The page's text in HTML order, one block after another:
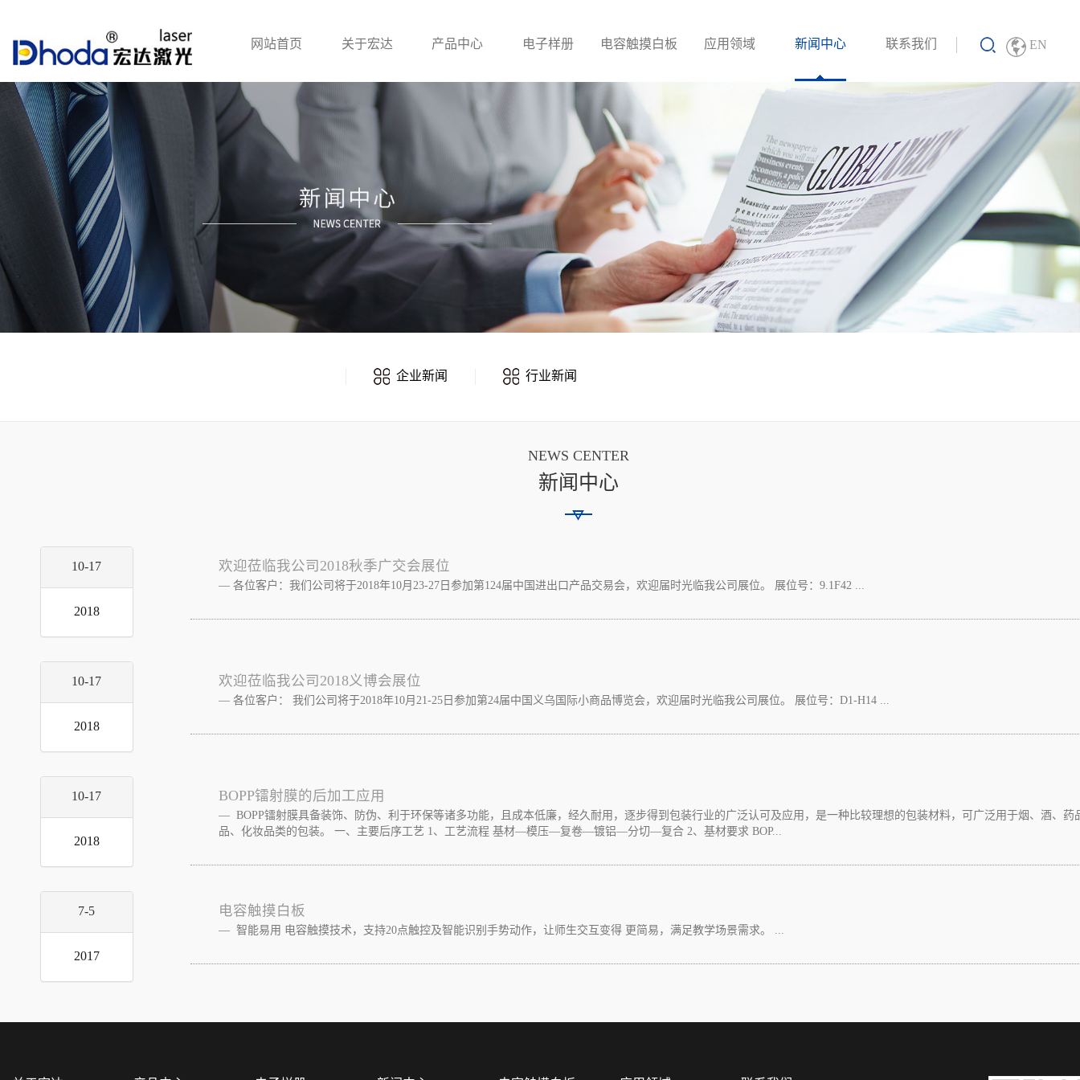
网站首页 关于宏达 产品中心 电子样册 电容触摸白板 应用领域 新闻中心 联系我们 EN
企业新闻 行业新闻
NEWS CENTER
新闻中心
10-17
2018
欢迎莅临我公司2018秋季广交会展位
各位客户：我们公司将于2018年10月23-27日参加第124届中国进出口产品交易会，欢迎届时光临我公司展位。 展位号：9.1F42 ...
10-17
2018
欢迎莅临我公司2018义博会展位
各位客户： 我们公司将于2018年10月21-25日参加第24届中国义乌国际小商品博览会，欢迎届时光临我公司展位。 展位号：D1-H14 ...
10-17
2018
BOPP镭射膜的后加工应用
BOPP镭射膜具备装饰、防伪、利于环保等诸多功能，且成本低廉，经久耐用，逐步得到包装行业的广泛认可及应用，是一种比较理想的包装材料，可广泛用于烟、酒、药
品、化妆品类的包装。 一、主要后序工艺 1、工艺流程 基材—模压—复卷—镀铝—分切—复合 2、基材要求 BOP...
7-5
2017
电容触摸白板
智能易用 电容触摸技术，支持20点触控及智能识别手势动作，让师生交互变得 更简易，满足教学场景需求。 ...